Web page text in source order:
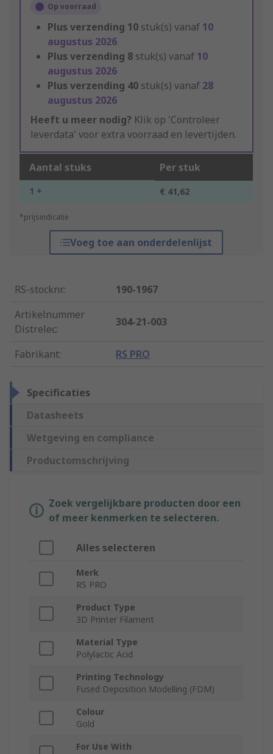
Op voorraad
Plus verzending 10 stuk(s) vanaf 10
augustus 2026
Plus verzending 8 stuk(s) vanaf 10
augustus 2026
Plus verzending 40 stuk(s) vanaf 28
augustus 2026
Heeft u meer nodig? Klik op 'Controleer
leverdata' voor extra voorraad en levertijden.
Aantal stuks Per stuk
1 + € 41,62
*prijsindicatie
Voeg toe aan onderdelenlijst
RS-stocknr.:
190-1967
Artikelnummer
Distrelec:
304-21-003
Fabrikant: RS PRO
Specificaties
Datasheets
Wetgeving en compliance
Productomschrijving
Zoek vergelijkbare producten door een
of meer kenmerken te selecteren.
Alles selecteren
Merk
RS PRO
Product Type
3D Printer Filament
Material Type
Polylactic Acid
Printing Technology
Fused Deposition Modelling (FDM)
Colour
Gold
For Use With